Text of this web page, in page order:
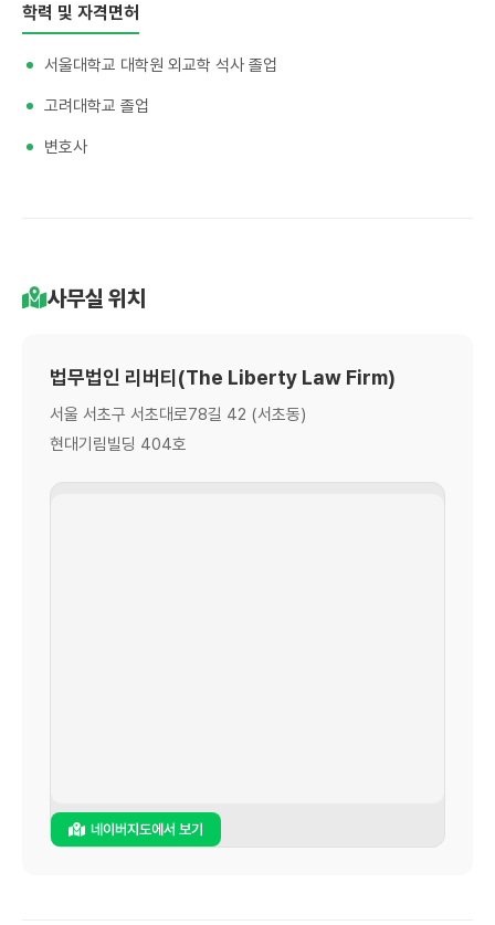
학력 및 자격면허
서울대학교 대학원 외교학 석사 졸업
고려대학교 졸업
변호사
사무실 위치
법무법인 리버티(The Liberty Law Firm)
서울 서초구 서초대로78길 42 (서초동)
현대기림빌딩 404호
네이버지도에서 보기